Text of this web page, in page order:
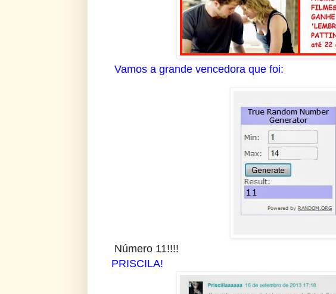
Vamos a grande vencedora que foi:
Número 11!!!!
PRISCILA!